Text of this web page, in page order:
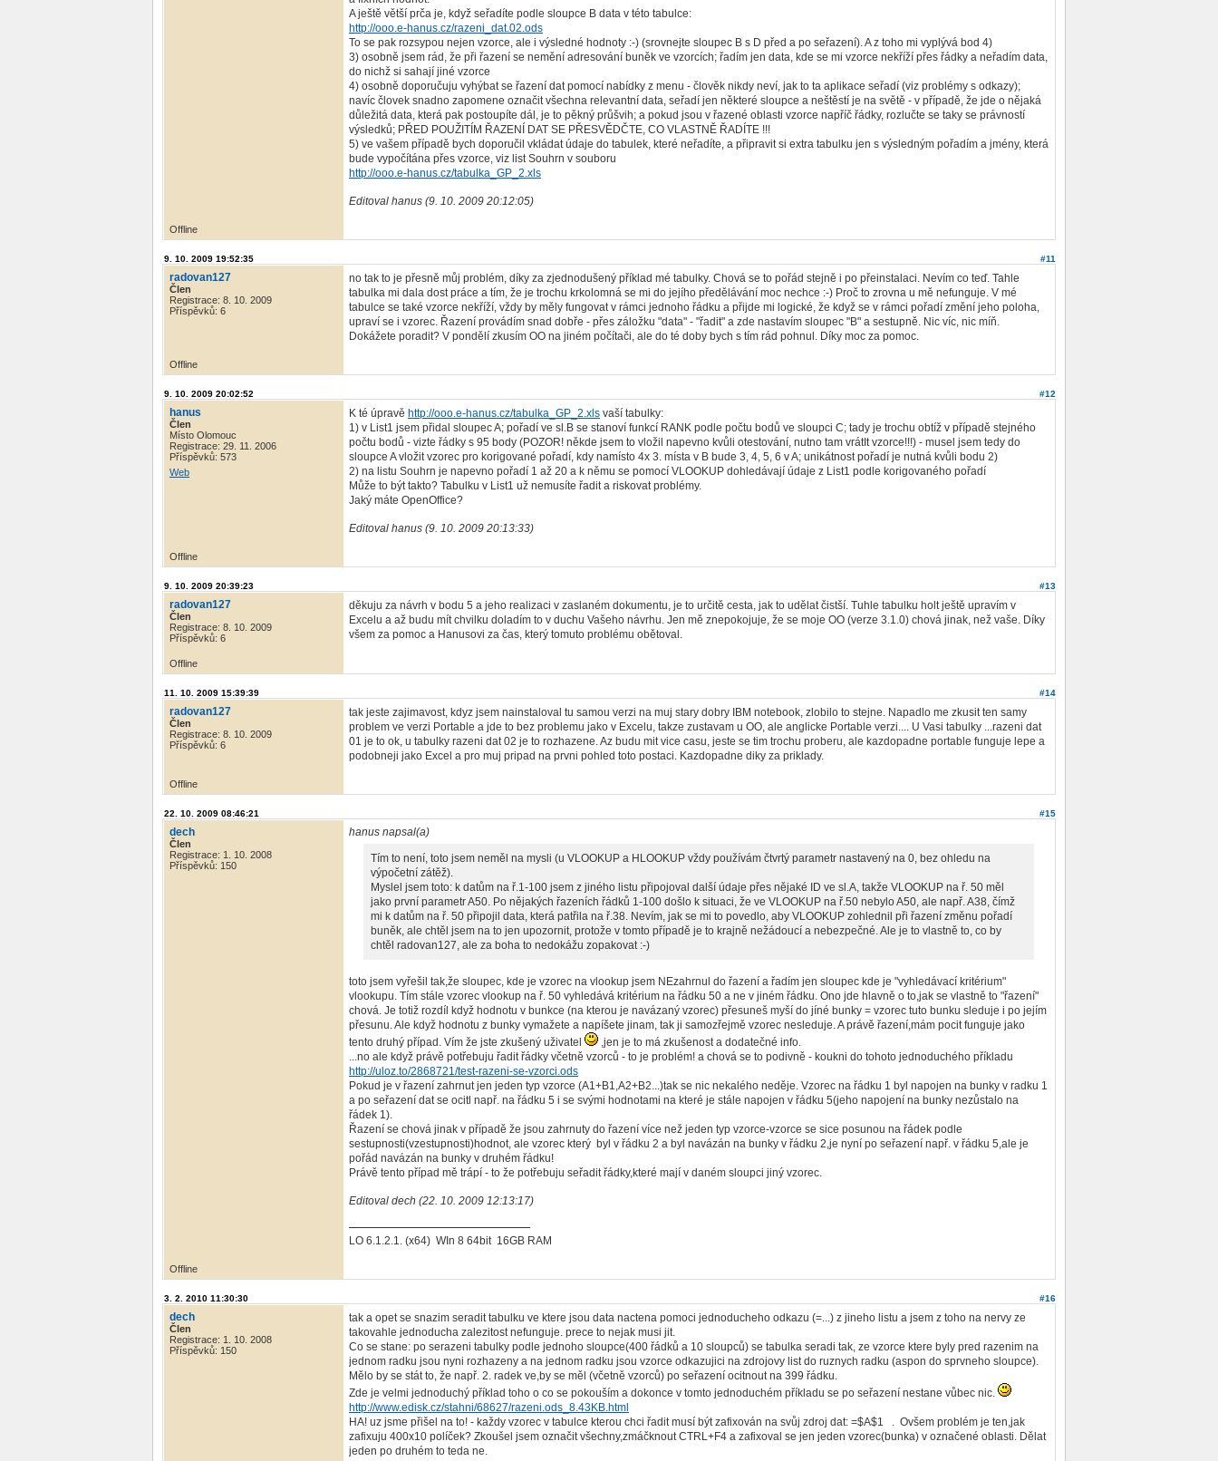
A ještě větší prča je, když seřadíte podle sloupce B data v této tabulce:
http://ooo.e-hanus.cz/razeni_dat.02.ods
To se pak rozsypou nejen vzorce, ale i výsledné hodnoty :-) (srovnejte sloupec B s D před a po seřazení). A z toho mi vyplývá bod 4)
3) osobně jsem rád, že při řazení se nemění adresování buněk ve vzorcích; řadím jen data, kde se mi vzorce nekříží přes řádky a neřadím data,
do nichž si sahají jiné vzorce
4) osobně doporučuju vyhýbat se řazení dat pomocí nabídky z menu - člověk nikdy neví, jak to ta aplikace seřadí (viz problémy s odkazy);
navíc človek snadno zapomene označit všechna relevantní data, seřadí jen některé sloupce a neštěstí je na světě - v případě, že jde o nějaká
důležitá data, která pak postoupíte dál, je to pěkný průšvih; a pokud jsou v řazené oblasti vzorce napříč řádky, rozlučte se taky se právností
výsledků; PŘED POUŽITÍM ŘAZENÍ DAT SE PŘESVĚDČTE, CO VLASTNĚ ŘADÍTE !!!
5) ve vašem případě bych doporučil vkládat údaje do tabulek, které neřadíte, a připravit si extra tabulku jen s výsledným pořadím a jmény, která
bude vypočítána přes vzorce, viz list Souhrn v souboru
http://ooo.e-hanus.cz/tabulka_GP_2.xls
Editoval hanus (9. 10. 2009 20:12:05)
Offline
#11
9. 10. 2009 19:52:35
radovan127
Člen
Registrace: 8. 10. 2009
Příspěvků: 6
no tak to je přesně můj problém, díky za zjednodušený příklad mé tabulky. Chová se to pořád stejně i po přeinstalaci. Nevím co teď. Tahle
tabulka mi dala dost práce a tím, že je trochu krkolomná se mi do jejího předělávání moc nechce :-) Proč to zrovna u mě nefunguje. V mé
tabulce se také vzorce nekříží, vždy by měly fungovat v rámci jednoho řádku a přijde mi logické, že když se v rámci pořadí změní jeho poloha,
upraví se i vzorec. Řazení provádím snad dobře - přes záložku "data" - "řadit" a zde nastavím sloupec "B" a sestupně. Nic víc, nic míň.
Dokážete poradit? V pondělí zkusím OO na jiném počítači, ale do té doby bych s tím rád pohnul. Díky moc za pomoc.
Offline
#12
9. 10. 2009 20:02:52
hanus
Člen
Místo Olomouc
Registrace: 29. 11. 2006
Příspěvků: 573
Web
K té úpravě http://ooo.e-hanus.cz/tabulka_GP_2.xls vaší tabulky:
1) v List1 jsem přidal sloupec A; pořadí ve sl.B se stanoví funkcí RANK podle počtu bodů ve sloupci C; tady je trochu obtíž v případě stejného
počtu bodů - vizte řádky s 95 body (POZOR! někde jsem to vložil napevno kvůli otestování, nutno tam vrátIt vzorce!!!) - musel jsem tedy do
sloupce A vložit vzorec pro korigované pořadí, kdy namísto 4x 3. místa v B bude 3, 4, 5, 6 v A; unikátnost pořadí je nutná kvůli bodu 2)
2) na listu Souhrn je napevno pořadí 1 až 20 a k němu se pomocí VLOOKUP dohledávají údaje z List1 podle korigovaného pořadí
Může to být takto? Tabulku v List1 už nemusíte řadit a riskovat problémy.
Jaký máte OpenOffice?
Editoval hanus (9. 10. 2009 20:13:33)
Offline
#13
9. 10. 2009 20:39:23
radovan127
Člen
Registrace: 8. 10. 2009
Příspěvků: 6
děkuju za návrh v bodu 5 a jeho realizaci v zaslaném dokumentu, je to určitě cesta, jak to udělat čistší. Tuhle tabulku holt ještě upravím v
Excelu a až budu mít chvilku doladím to v duchu Vašeho návrhu. Jen mě znepokojuje, že se moje OO (verze 3.1.0) chová jinak, než vaše. Díky
všem za pomoc a Hanusovi za čas, který tomuto problému obětoval.
Offline
#14
11. 10. 2009 15:39:39
radovan127
Člen
Registrace: 8. 10. 2009
Příspěvků: 6
tak jeste zajimavost, kdyz jsem nainstaloval tu samou verzi na muj stary dobry IBM notebook, zlobilo to stejne. Napadlo me zkusit ten samy
problem ve verzi Portable a jde to bez problemu jako v Excelu, takze zustavam u OO, ale anglicke Portable verzi.... U Vasi tabulky ...razeni dat
01 je to ok, u tabulky razeni dat 02 je to rozhazene. Az budu mit vice casu, jeste se tim trochu proberu, ale kazdopadne portable funguje lepe a
podobneji jako Excel a pro muj pripad na prvni pohled toto postaci. Kazdopadne diky za priklady.
Offline
#15
22. 10. 2009 08:46:21
dech
Člen
Registrace: 1. 10. 2008
Příspěvků: 150
hanus napsal(a)
Tím to není, toto jsem neměl na mysli (u VLOOKUP a HLOOKUP vždy používám čtvrtý parametr nastavený na 0, bez ohledu na
výpočetní zátěž).
Myslel jsem toto: k datům na ř.1-100 jsem z jiného listu připojoval další údaje přes nějaké ID ve sl.A, takže VLOOKUP na ř. 50 měl
jako první parametr A50. Po nějakých řazeních řádků 1-100 došlo k situaci, že ve VLOOKUP na ř.50 nebylo A50, ale např. A38, čímž
mi k datům na ř. 50 připojil data, která patřila na ř.38. Nevím, jak se mi to povedlo, aby VLOOKUP zohlednil při řazení změnu pořadí
buněk, ale chtěl jsem na to jen upozornit, protože v tomto případě je to krajně nežádoucí a nebezpečné. Ale je to vlastně to, co by
chtěl radovan127, ale za boha to nedokážu zopakovat :-)
toto jsem vyřešil tak,že sloupec, kde je vzorec na vlookup jsem NEzahrnul do řazení a řadím jen sloupec kde je "vyhledávací kritérium"
vlookupu. Tím stále vzorec vlookup na ř. 50 vyhledává kritérium na řádku 50 a ne v jiném řádku. Ono jde hlavně o to,jak se vlastně to "řazení"
chová. Je totiž rozdíl když hodnotu v bunkce (na kterou je navázaný vzorec) přesuneš myší do jíné bunky = vzorec tuto bunku sleduje i po jejím
přesunu. Ale když hodnotu z bunky vymažete a napíšete jinam, tak ji samozřejmě vzorec nesleduje. A právě řazení,mám pocit funguje jako
tento druhý případ. Vím že jste zkušený uživatel
,jen je to má zkušenost a dodatečné info.
...no ale když právě potřebuju řadit řádky včetně vzorců - to je problém! a chová se to podivně - koukni do tohoto jednoduchého příkladu
http://uloz.to/2868721/test-razeni-se-vzorci.ods
Pokud je v řazení zahrnut jen jeden typ vzorce (A1+B1,A2+B2...)tak se nic nekalého neděje. Vzorec na řádku 1 byl napojen na bunky v radku 1
a po seřazení dat se ocitl např. na řádku 5 i se svými hodnotami na které je stále napojen v řádku 5(jeho napojení na bunky nezůstalo na
řádek 1).
Řazení se chová jinak v případě že jsou zahrnuty do řazení více než jeden typ vzorce-vzorce se sice posunou na řádek podle
sestupnosti(vzestupnosti)hodnot, ale vzorec který byl v řádku 2 a byl navázán na bunky v řádku 2,je nyní po seřazení např. v řádku 5,ale je
pořád navázán na bunky v druhém řádku!
Právě tento případ mě trápí - to že potřebuju seřadit řádky,které mají v daném sloupci jiný vzorec.
Editoval dech (22. 10. 2009 12:13:17)
LO 6.1.2.1. (x64) WIn 8 64bit 16GB RAM
Offline
#16
3. 2. 2010 11:30:30
dech
Člen
Registrace: 1. 10. 2008
Příspěvků: 150
tak a opet se snazim seradit tabulku ve ktere jsou data nactena pomoci jednoducheho odkazu (=...) z jineho listu a jsem z toho na nervy ze
takovahle jednoducha zalezitost nefunguje. prece to nejak musi jit.
Co se stane: po serazeni tabulky podle jednoho sloupce(400 řádků a 10 sloupců) se tabulka seradi tak, ze vzorce ktere byly pred razenim na
jednom radku jsou nyni rozhazeny a na jednom radku jsou vzorce odkazujici na zdrojovy list do ruznych radku (aspon do sprvneho sloupce).
Mělo by se stát to, že např. 2. radek ve,by se měl (včetně vzorců) po seřazení ocitnout na 399 řádku.
Zde je velmi jednoduchý příklad toho o co se pokouším a dokonce v tomto jednoduchém příkladu se po seřazení nestane vůbec nic.
http://www.edisk.cz/stahni/68627/razeni.ods_8.43KB.html
HA! uz jsme přišel na to! - každy vzorec v tabulce kterou chci řadit musí být zafixován na svůj zdroj dat: =$A$1 . Ovšem problém je ten,jak
zafixuju 400x10 políček? Zkoušel jsem označit všechny,zmáčknout CTRL+F4 a zafixoval se jen jeden vzorec(bunka) v označené oblasti. Dělat
jeden po druhém to teda ne.